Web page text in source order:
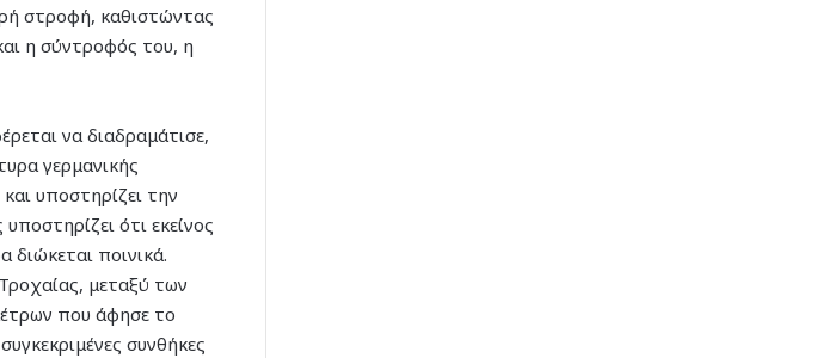
στροφή, καθιστώντας
η σύντροφός του, η
να διαδραμάτισε,
γερμανικής
υποστηρίζει την
ότι εκείνος
ποινικά.
μεταξύ των
που άφησε το
συνθήκες